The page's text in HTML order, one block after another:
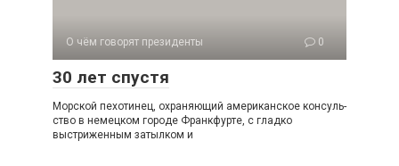
О чём говорят президенты 0
30 лет спустя
Морской пехотинец, охраняющий американское консуль­
ство в немецком городе Франкфурте, с гладко
выстриженным затылком и